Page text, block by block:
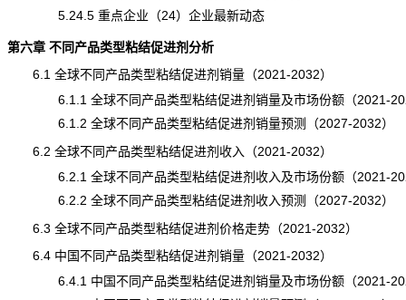
5.24.5 重点企业（24）企业最新动态
第六章 不同产品类型粘结促进剂分析
6.1 全球不同产品类型粘结促进剂销量（2021-2032）
6.1.1 全球不同产品类型粘结促进剂销量及市场份额（2021-
6.1.2 全球不同产品类型粘结促进剂销量预测（2027-2032）
6.2 全球不同产品类型粘结促进剂收入（2021-2032）
6.2.1 全球不同产品类型粘结促进剂收入及市场份额（2021-
6.2.2 全球不同产品类型粘结促进剂收入预测（2027-2032）
6.3 全球不同产品类型粘结促进剂价格走势（2021-2032）
6.4 中国不同产品类型粘结促进剂销量（2021-2032）
6.4.1 中国不同产品类型粘结促进剂销量及市场份额（2021-